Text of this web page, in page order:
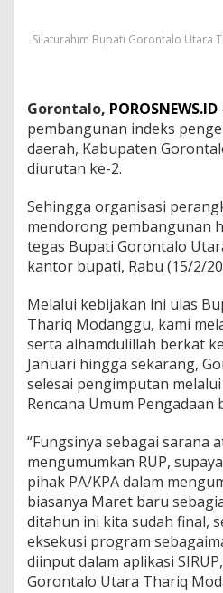
Silaturahim Bupati Gorontalo Utara
Gorontalo, POROSNEWS.ID
pembangunan indeks
daerah, Kabupaten
diurutan ke-2.
Sehingga organisasi
mendorong pembangunan
tegas Bupati Gorontalo
kantor bupati, Rabu (15/2/
Melalui kebijakan ini ulas
Thariq Modanggu, kami
serta alhamdulillah berkat
Januari hingga sekarang,
selesai pengimputan
Rencana Umum Pengadaan
“Fungsinya sebagai sarana
mengumumkan RUP,
pihak PA/KPA dalam
biasanya Maret baru
ditahun ini kita sudah final,
eksekusi program
diinput dalam aplikasi
Gorontalo Utara Thariq